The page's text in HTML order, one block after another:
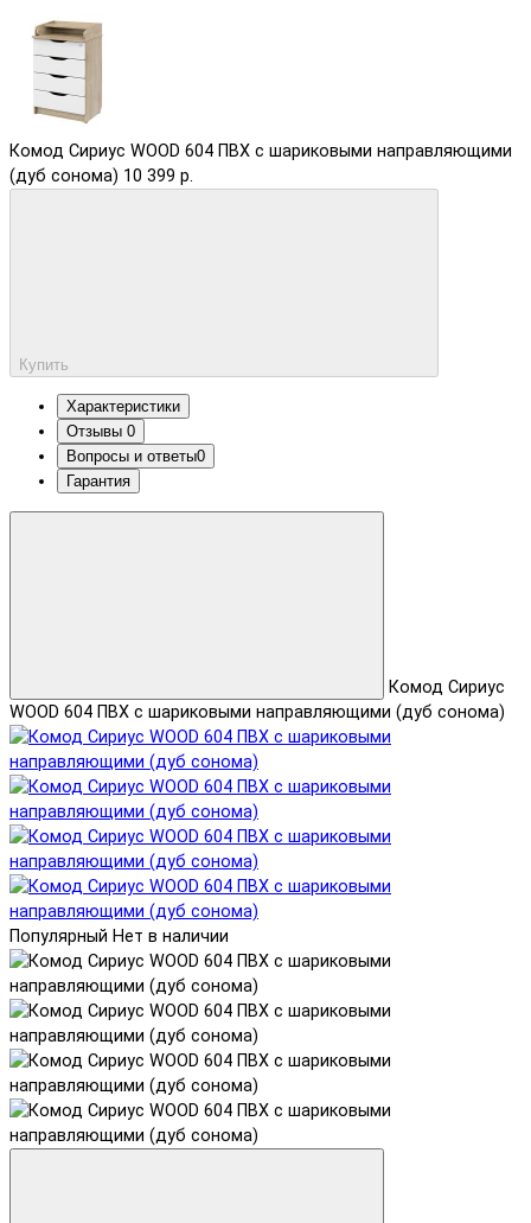
Комод Сириус WOOD 604 ПВХ с шариковыми направляющими
(дуб сонома) 10 399 р.
Купить
Характеристики
Отзывы 0
Вопросы и ответы0
Гарантия
Комод Сириус
WOOD 604 ПВХ с шариковыми направляющими (дуб сонома)
Популярный Нет в наличии